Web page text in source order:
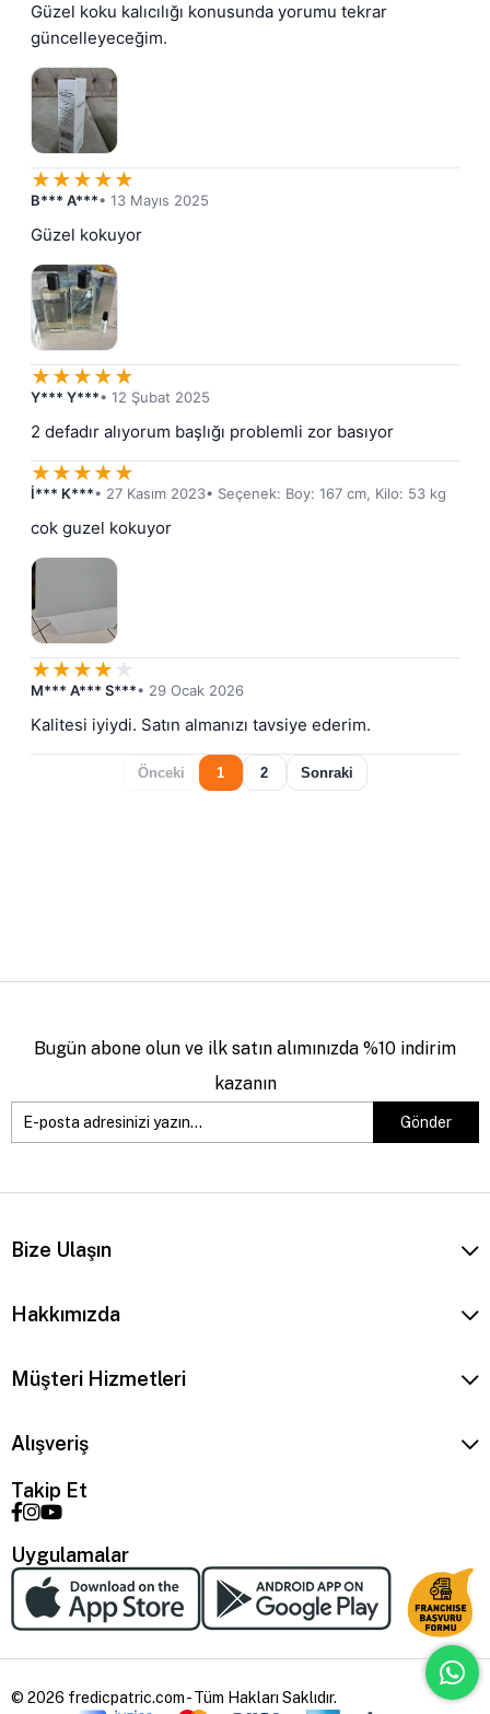
Güzel koku kalıcılığı konusunda yorumu tekrar
güncelleyeceğim.
★★★★★
B*** A***• 13 Mayıs 2025
Güzel kokuyor
★★★★★
Y*** Y***• 12 Şubat 2025
2 defadır alıyorum başlığı problemli zor basıyor
★★★★★
İ*** K***• 27 Kasım 2023• Seçenek: Boy: 167 cm, Kilo: 53 kg
cok guzel kokuyor
★★★★ ★
M*** A*** S***• 29 Ocak 2026
Kalitesi iyiydi. Satın almanızı tavsiye ederim.
Önceki 1 2 Sonraki
Bugün abone olun ve ilk satın alımınızda %10 indirim
kazanın
Gönder
Bize Ulaşın
Hakkımızda
Müşteri Hizmetleri
Alışveriş
Takip Et
Uygulamalar
© 2026 fredicpatric.com - Tüm Hakları Saklıdır.